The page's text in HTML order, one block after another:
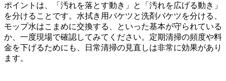
ポイントは、「汚れを落とす動き」と「汚れを広げる動き」
を分けることです。水拭き用バケツと洗剤バケツを分ける、
モップ水はこまめに交換する、といった基本が守られている
か、一度現場で確認してみてください。定期清掃の頻度や料
金を下げるためにも、日常清掃の見直しは非常に効果があり
ます。